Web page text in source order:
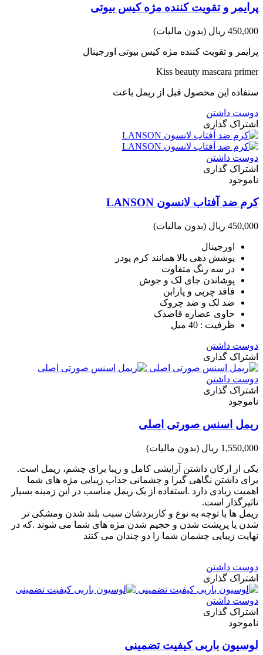
پرایمر و تقویت کننده مژه کیس بیوتی
450,000 ریال (بدون مالیات)
پرایمر و تقویت کننده مژه کیس بیوتی اورجینال
Kiss beauty mascara primer
ستفاده این محصول قبل از ریمل باعث
دوست داشتن
اشتراک گذاری
دوست داشتن
اشتراک گذاری
ناموجود
کرم ضد آفتاب لانسون LANSON
450,000 ریال (بدون مالیات)
اورجینال
پوشش دهی بالا همانند کرم پودر
در سه رنگ متفاوت
پوشاندن جای لک و جوش
فاقد چربی و پارابن
ضد لک و ضد چروک
حاوی عصاره قاصدک
ظرفیت : 40 میل
دوست داشتن
اشتراک گذاری
دوست داشتن
اشتراک گذاری
ناموجود
ریمل اسنس صورتی اصلی
1,550,000 ریال (بدون مالیات)
یکی از ارکان داشتن آرایشی کامل و زیبا برای چشم، ریمل است.
برای داشتن نگاهی گیرا و چشمانی جذاب زیبایی مژه های شما
اهمیت زیادی دارد .استفاده از یک ریمل مناسب در این زمینه بسیار
تاثیرگذار است.
ریمل ها با توجه به نوع و کاربردشان سبب بلند شدن ومشکی تر
شدن یا پرپشت شدن و حجیم شدن مژه های شما می شوند .که در
نهایت زیبایی چشمان شما را دو چندان می کنند
دوست داشتن
اشتراک گذاری
دوست داشتن
اشتراک گذاری
ناموجود
لوسیون باربی کیفیت تضمینی